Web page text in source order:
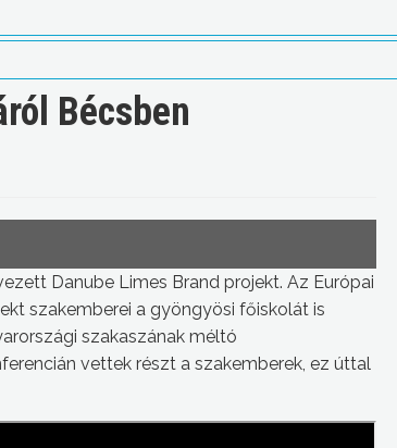
Bécsben
Danube Limes Brand projekt. Az Európai
szakemberei a gyöngyösi főiskolát is
szakaszának méltó
vettek részt a szakemberek, ez úttal